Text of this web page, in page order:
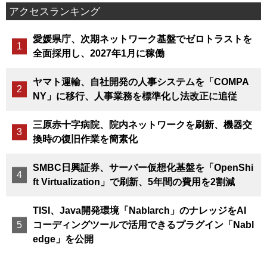
アクセスランキング
愛媛県庁、次期ネットワーク基盤でゼロトラストを
全面採用し、2027年1月に稼働
ヤマト運輸、自社開発の人事システムを「COMPA
NY」に移行、人事業務を標準化し法改正に追従
三原赤十字病院、院内ネットワークを刷新、機器交
換時の復旧作業を簡素化
SMBC日興証券、サーバー仮想化基盤を「OpenShi
ft Virtualization」で刷新、5年間の費用を2割減
TISI、Java開発環境「Nablarch」のナレッジをAI
コーディングツールで活用できるプラグイン「Nabl
edge」を公開